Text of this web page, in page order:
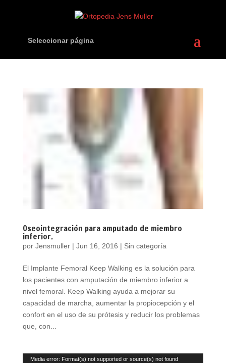
Seleccionar página
Oseointegración para amputado de miembro
inferior.
por Jensmuller| Jun 16, 2016 | Sin categoría
El Implante Femoral Keep Walking es la solución para
los pacientes con amputación de miembro inferior a
nivel femoral. Keep Walking ayuda a mejorar su
capacidad de marcha, aumentar la propiocepción y el
confort en el uso de su prótesis y reducir los problemas
que, con...
Reproductor
Media error: Format(s) not supported or source(s) not found